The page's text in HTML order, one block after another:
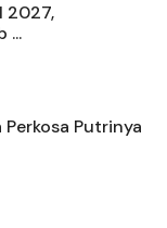
2027,
...
Perkosa Putrinya